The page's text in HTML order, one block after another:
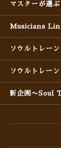
マスターが選
Musicians
ソウルトレー
ソウルトレー
新企画〜Soul